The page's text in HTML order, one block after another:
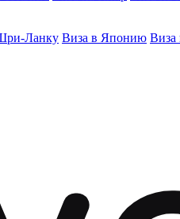
Ланку Виза в Японию